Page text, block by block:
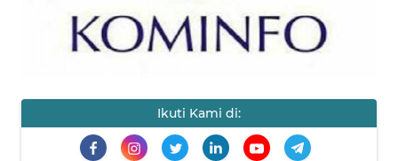
Ikuti Kami di: